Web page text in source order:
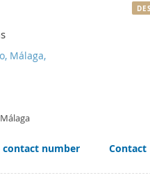
Málaga,
contact number Contact